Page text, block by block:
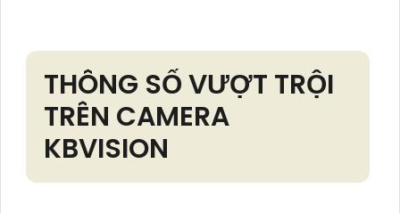
THÔNG SỐ VƯỢT TRỘI
TRÊN CAMERA
KBVISION